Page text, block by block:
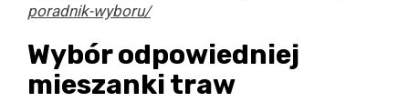
poradnik-wyboru/
Wybór odpowiedniej
mieszanki traw